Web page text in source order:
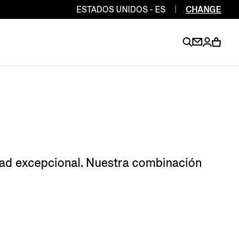
EN
EN
ESTADOS UNIDOS - ES CHANGE
excepcional. Nuestra combinación